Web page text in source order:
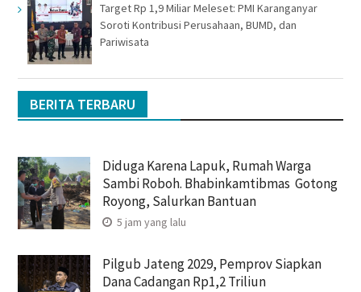
Target Rp 1,9 Miliar Meleset: PMI Karanganyar
Soroti Kontribusi Perusahaan, BUMD, dan
Pariwisata
BERITA TERBARU
Diduga Karena Lapuk, Rumah Warga
Sambi Roboh. Bhabinkamtibmas Gotong
Royong, Salurkan Bantuan
5 jam yang lalu
Pilgub Jateng 2029, Pemprov Siapkan
Dana Cadangan Rp1,2 Triliun